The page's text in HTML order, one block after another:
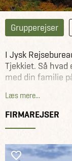
Grupperejser
I Jysk
Tjekkiet. Så
med din familie
Se et udvalg af
Læs mere...
FIRMAREJSER